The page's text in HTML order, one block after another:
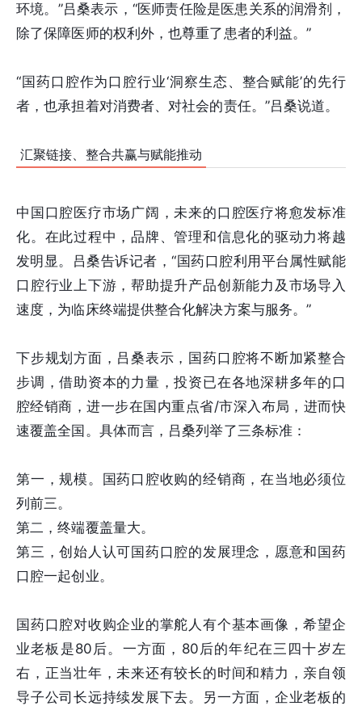
环境。”吕桑表示，“医师责任险是医患关系的润滑剂，
除了保障医师的权利外，也尊重了患者的利益。”
“国药口腔作为口腔行业‘洞察生态、整合赋能’的先行
者，也承担着对消费者、对社会的责任。”吕桑说道。
汇聚链接、整合共赢与赋能推动
中国口腔医疗市场广阔，未来的口腔医疗将愈发标准
化。在此过程中，品牌、管理和信息化的驱动力将越
发明显。吕桑告诉记者，“国药口腔利用平台属性赋能
口腔行业上下游，帮助提升产品创新能力及市场导入
速度，为临床终端提供整合化解决方案与服务。”
下步规划方面，吕桑表示，国药口腔将不断加紧整合
步调，借助资本的力量，投资已在各地深耕多年的口
腔经销商，进一步在国内重点省/市深入布局，进而快
速覆盖全国。具体而言，吕桑列举了三条标准：
第一，规模。国药口腔收购的经销商，在当地必须位
列前三。
第二，终端覆盖量大。
第三，创始人认可国药口腔的发展理念，愿意和国药
口腔一起创业。
国药口腔对收购企业的掌舵人有个基本画像，希望企
业老板是80后。一方面，80后的年纪在三四十岁左
右，正当壮年，未来还有较长的时间和精力，亲自领
导子公司长远持续发展下去。另一方面，企业老板的